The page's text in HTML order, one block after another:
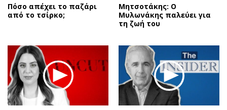
Πόσο απέχει το παζάρι
από το τσίρκο;
Μητσοτάκης: Ο
Μυλωνάκης παλεύει για
τη ζωή του